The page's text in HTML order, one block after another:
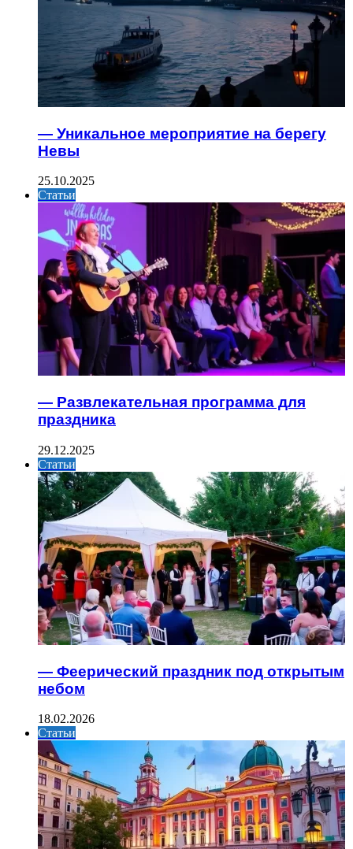
— Уникальное мероприятие на берегу
Невы
25.10.2025
Статьи
— Развлекательная программа для
праздника
29.12.2025
Статьи
— Феерический праздник под открытым
небом
18.02.2026
Статьи